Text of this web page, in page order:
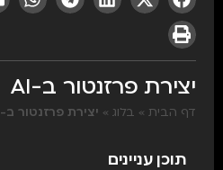
יצירת פרזנטור ב-AI
דף הבית » בלוג » יצירת פרזנטור ב-AI
תוכן עניינים